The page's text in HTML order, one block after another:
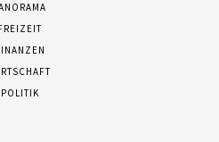
POLITIK